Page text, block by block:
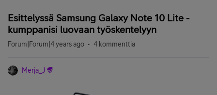
Esittelyssä Samsung Galaxy Note 10 Lite -
kumppanisi luovaan työskentelyyn
Forum|Forum|4 years ago 4 kommenttia
Merja_J